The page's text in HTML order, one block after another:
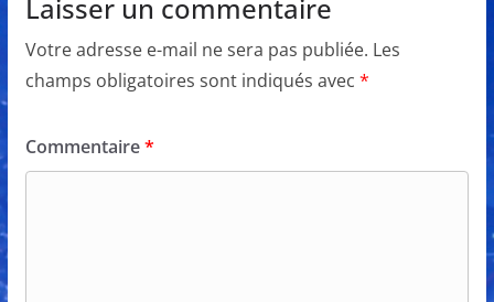
Laisser un commentaire
Votre adresse e-mail ne sera pas publiée. Les
champs obligatoires sont indiqués avec *
Commentaire*